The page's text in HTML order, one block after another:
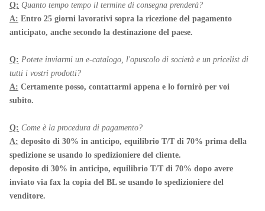
Q: Quanto tempo tempo il termine di consegna prenderà?
A: Entro 25 giorni lavorativi sopra la ricezione del pagamento
anticipato, anche secondo la destinazione del paese.
Q: Potete inviarmi un e-catalogo, l'opuscolo di società e un pricelist di
tutti i vostri prodotti?
A: Certamente posso, contattarmi appena e lo fornirò per voi
subito.
Q: Come è la procedura di pagamento?
A: deposito di 30% in anticipo, equilibrio T/T di 70% prima della
spedizione se usando lo spedizioniere del cliente.
deposito di 30% in anticipo, equilibrio T/T di 70% dopo avere
inviato via fax la copia del BL se usando lo spedizioniere del
venditore.